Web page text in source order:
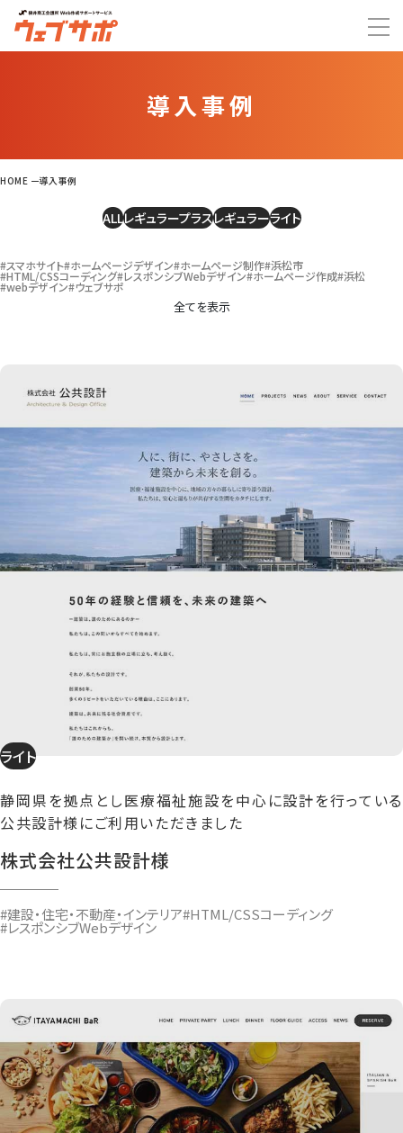
導入事例
HOME 導入事例
ALLレギュラープラスレギュラーライト
#スマホサイト#ホームページデザイン#ホームページ制作#浜松市
#HTML/CSSコーディング#レスポンシブWebデザイン#ホームページ作成#浜松
#webデザイン#ウェブサポ
全てを表示
ライト
静岡県を拠点とし医療福祉施設を中心に設計を行っている
公共設計様にご利用いただきました
株式会社公共設計様
#建設・住宅・不動産・インテリア#HTML/CSSコーディング
#レスポンシブWebデザイン